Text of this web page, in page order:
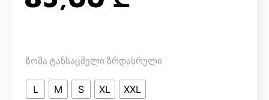
ზომა ტანსაცმელი ზრდასრული
L M S XL XXL